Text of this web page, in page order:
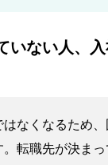
いない人、
なくなるため
転職先が決まっ